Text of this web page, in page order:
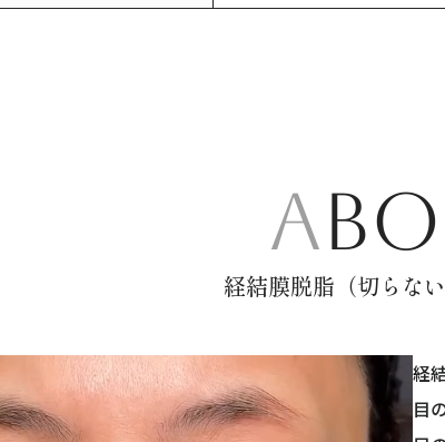
経結膜脱脂（切らな
経
目